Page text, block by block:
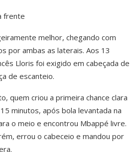
frente
melhor, chegando com
por ambas as laterais. Aos 13
Lloris foi exigido em cabeçada de
de escanteio.
quem criou a primeira chance clara
minutos, após bola levantada na
o meio e encontrou Mbappé livre.
errou o cabeceio e mandou por